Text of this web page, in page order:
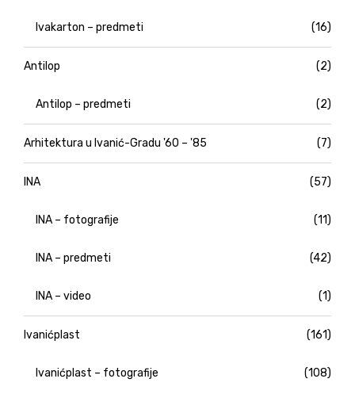
Ivakarton – predmeti (16)
Antilop (2)
Antilop – predmeti (2)
Arhitektura u Ivanić-Gradu '60 – '85 (7)
INA (57)
INA – fotografije (11)
INA – predmeti (42)
INA – video (1)
Ivanićplast (161)
Ivanićplast – fotografije (108)